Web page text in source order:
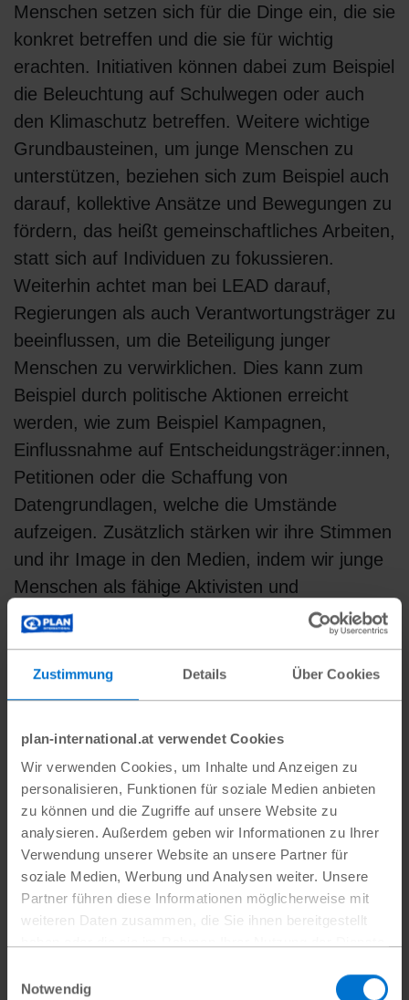
Zustimmung Details Über Cookies
plan-international.at verwendet Cookies
Wir verwenden Cookies, um Inhalte und Anzeigen zu
personalisieren, Funktionen für soziale Medien anbieten
zu können und die Zugriffe auf unsere Website zu
analysieren. Außerdem geben wir Informationen zu Ihrer
Verwendung unserer Website an unsere Partner für
soziale Medien, Werbung und Analysen weiter. Unsere
Partner führen diese Informationen möglicherweise mit
weiteren Daten zusammen, die Sie ihnen bereitgestellt
Datenschutz
Notwendig
Menschen setzen sich für die Dinge ein, die sie
konkret betreffen und die sie für wichtig
erachten. Initiativen können dabei zum Beispiel
die Beleuchtung auf Schulwegen oder auch
den Klimaschutz betreffen. Weitere wichtige
Grundbausteinen, um junge Menschen zu
unterstützen, beziehen sich zum Beispiel auch
darauf, kollektive Ansätze und Bewegungen zu
fördern, das heißt gemeinschaftliches Arbeiten,
statt sich auf Individuen zu fokussieren.
Weiterhin achtet man bei LEAD darauf,
Regierungen als auch Verantwortungsträger zu
beeinflussen, um die Beteiligung junger
Menschen zu verwirklichen. Dies kann zum
Beispiel durch politische Aktionen erreicht
werden, wie zum Beispiel Kampagnen,
Einflussnahme auf Entscheidungsträger:innen,
Petitionen oder die Schaffung von
Datengrundlagen, welche die Umstände
aufzeigen. Zusätzlich stärken wir ihre Stimmen
und ihr Image in den Medien, indem wir junge
Menschen als fähige Aktivisten und
Aktivistinnen darstellen und ihnen helfen, sich
beispielsweise durch Projekte im Journalismus
oder im Radiobereich selbst Gehör zu
verschaffen.
Wird LEAD in all unseren Projektländern
behandelt?
Plan hat sich zunehmend dahin entwickelt,
nicht nur mit Kindern, sondern auch mit jungen
Menschen und besonders jungen Frauen in
unseren Projektländern zu arbeiten. Das heißt,
dass diese Ansätze mittlerweile in allen
Regionen vertreten sind. Oftmals wird das
Thema mit anderen Initiativen verknüpft, zum